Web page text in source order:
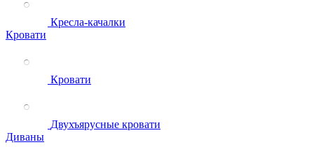
Кресла-качалки
Кровати
Кровати
Двухъярусные кровати
Диваны